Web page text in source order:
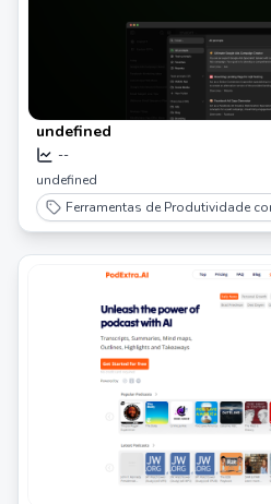
undefined
--
undefined
Ferramentas de Produtividade